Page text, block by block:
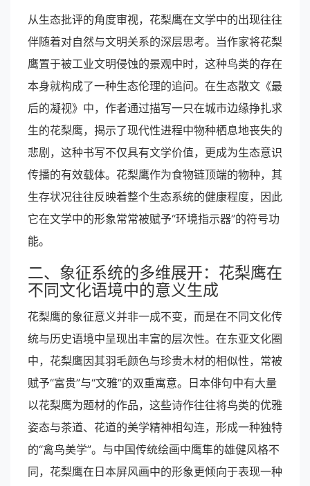
从生态批评的角度审视，花梨鹰在文学中的出现往往
伴随着对自然与文明关系的深层思考。当作家将花梨
鹰置于被工业文明侵蚀的景观中时，这种鸟类的存在
本身就构成了一种生态伦理的追问。在生态散文《最
后的凝视》中，作者通过描写一只在城市边缘挣扎求
生的花梨鹰，揭示了现代性进程中物种栖息地丧失的
悲剧，这种书写不仅具有文学价值，更成为生态意识
传播的有效载体。花梨鹰作为食物链顶端的物种，其
生存状况往往反映着整个生态系统的健康程度，因此
它在文学中的形象常常被赋予“环境指示器”的符号功
能。
二、象征系统的多维展开：花梨鹰在
不同文化语境中的意义生成
花梨鹰的象征意义并非一成不变，而是在不同文化传
统与历史语境中呈现出丰富的层次性。在东亚文化圈
中，花梨鹰因其羽毛颜色与珍贵木材的相似性，常被
赋予“富贵”与“文雅”的双重寓意。日本俳句中有大量
以花梨鹰为题材的作品，这些诗作往往将鸟类的优雅
姿态与茶道、花道的美学精神相勾连，形成一种独特
的“禽鸟美学”。与中国传统绘画中鹰隼的雄健风格不
同，花梨鹰在日本屏风画中的形象更倾向于表现一种